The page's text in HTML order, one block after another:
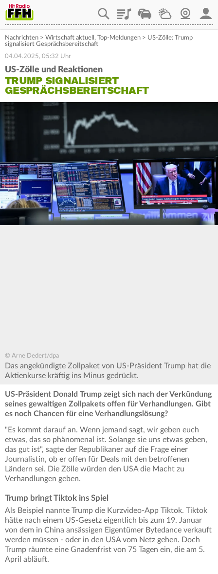
PlaylistStaupilotWetterWebcam
Nachrichten > Wirtschaft aktuell , Top-Meldungen > US-Zölle: Trump
signalisiert Gesprächsbereitschaft
04.04.2025, 05:32 Uhr
US-Zölle und Reaktionen
TRUMP SIGNALISIERT
GESPRÄCHSBEREITSCHAFT
© Arne Dedert/dpa
Das angekündigte Zollpaket von US-Präsident Trump hat die
Aktienkurse kräftig ins Minus gedrückt.
US-Präsident Donald Trump zeigt sich nach der Verkündung
seines gewaltigen Zollpakets offen für Verhandlungen. Gibt
es noch Chancen für eine Verhandlungslösung?
"Es kommt darauf an. Wenn jemand sagt, wir geben euch
etwas, das so phänomenal ist. Solange sie uns etwas geben,
das gut ist", sagte der Republikaner auf die Frage einer
Journalistin, ob er offen für Deals mit den betroffenen
Ländern sei. Die Zölle würden den USA die Macht zu
Verhandlungen geben.
Trump bringt Tiktok ins Spiel
Als Beispiel nannte Trump die Kurzvideo-App Tiktok. Tiktok
hätte nach einem US-Gesetz eigentlich bis zum 19. Januar
von dem in China ansässigen Eigentümer Bytedance verkauft
werden müssen - oder in den USA vom Netz gehen. Doch
Trump räumte eine Gnadenfrist von 75 Tagen ein, die am 5.
April abläuft.